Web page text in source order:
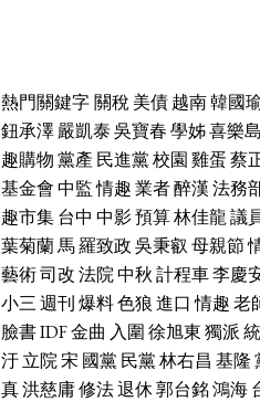
熱門關鍵字關稅美債越南韓國
鈕承澤嚴凱泰吳寶春學姊喜樂島
趣購物黨產 民進黨校園雞蛋蔡
基金會中監情趣業者醉漢法務
趣市集台中 中影預算林佳龍議
葉菊蘭馬羅致政吳秉叡母親節
藝術司改法院中秋計程車李慶
小三週刊爆料色狼進口 情趣老
臉書IDF金曲 入圍徐旭東獨派
汙立院宋 國黨民黨林右昌 基隆
真洪慈庸修法退休郭台銘鴻海